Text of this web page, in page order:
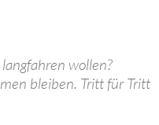
wollen?
bleiben. Tritt für Tritt